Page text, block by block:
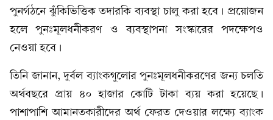
পুনর্গঠনে ঝুঁকিভিত্তিক তদারকি ব্যবস্থা চালু করা হবে। প্রয়োজন
হলে পুনঃমূলধনীকরণ ও ব্যবস্থাপনা সংস্কারের পদক্ষেপও
নেওয়া হবে।
তিনি জানান, দুর্বল ব্যাংকগুলোর পুনঃমূলধনীকরণের জন্য চলতি
অর্থবছরে প্রায় ৪০ হাজার কোটি টাকা ব্যয় করা হয়েছে।
পাশাপাশি আমানতকারীদের অর্থ ফেরত দেওয়ার লক্ষ্যে ব্যাংক